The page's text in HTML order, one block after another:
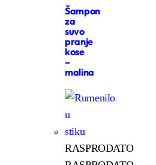
Šampon
za
suvo
pranje
kose
–
malina
RASPRODATO